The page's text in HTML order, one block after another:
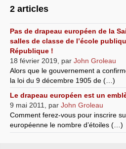
2 articles
Pas de drapeau européen de la
salles de classe de l’école
République !
18 février 2019
par John Groleau
Alors que le gouvernement a
la loi du 9 décembre 1905 de (…)
Le drapeau européen est un
9 mai 2011
par John Groleau
Comment ferez-vous pour inscrire
européenne le nombre d’étoiles (…)